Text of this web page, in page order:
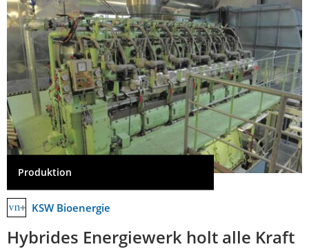
Produktion
KSW Bioenergie
Hybrides Energiewerk holt alle Kraft